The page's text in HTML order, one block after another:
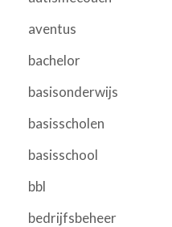
aventus
bachelor
basisonderwijs
basisscholen
basisschool
bbl
bedrijfsbeheer